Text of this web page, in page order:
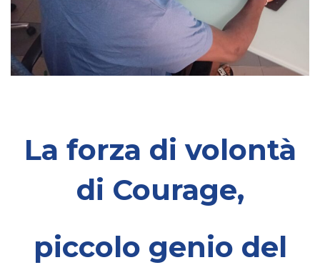
La forza di volontà
di Courage,
piccolo genio del